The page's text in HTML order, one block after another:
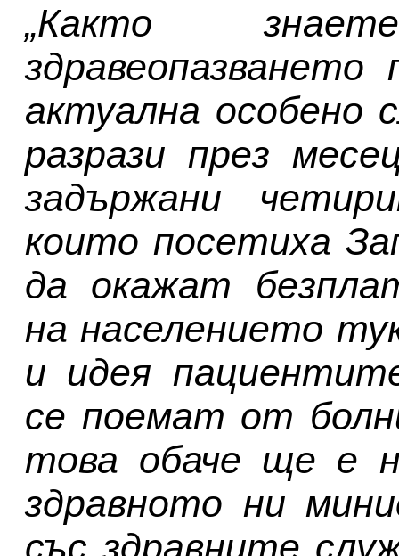
„Както
актуална особено
разрази през
задържани
които посетиха
да окажат
на населението
и идея
се поемат от
това обаче ще е
здравното ни
със здравните